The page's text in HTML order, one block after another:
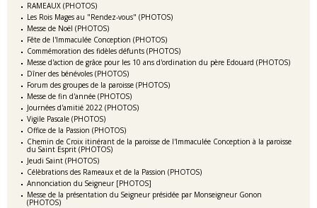
RAMEAUX (PHOTOS)
Les Rois Mages au "Rendez-vous" (PHOTOS)
Messe de Noël (PHOTOS)
Fête de l'Immaculée Conception (PHOTOS)
Commémoration des fidèles défunts (PHOTOS)
Messe d'action de grâce pour les 10 ans d'ordination du père Edouard (PHOTOS)
Dîner des bénévoles (PHOTOS)
Forum des groupes de la paroisse (PHOTOS)
Messe de fin d'année (PHOTOS)
Journées d'amitié 2022 (PHOTOS)
Vigile Pascale (PHOTOS)
Office de la Passion (PHOTOS)
Chemin de Croix itinérant de la paroisse de l'Immaculée Conception à la paroisse
du Saint Esprit (PHOTOS)
Jeudi Saint (PHOTOS)
Célèbrations des Rameaux et de la Passion (PHOTOS)
Annonciation du Seigneur [PHOTOS]
Messe de la présentation du Seigneur présidée par Monseigneur Gonon
(PHOTOS)